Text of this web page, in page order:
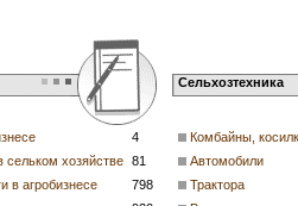
4
сельком хозяйстве 81
в агробизнесе
798
Сельхозтехника
Комбайны,
Автомобили
Трактора